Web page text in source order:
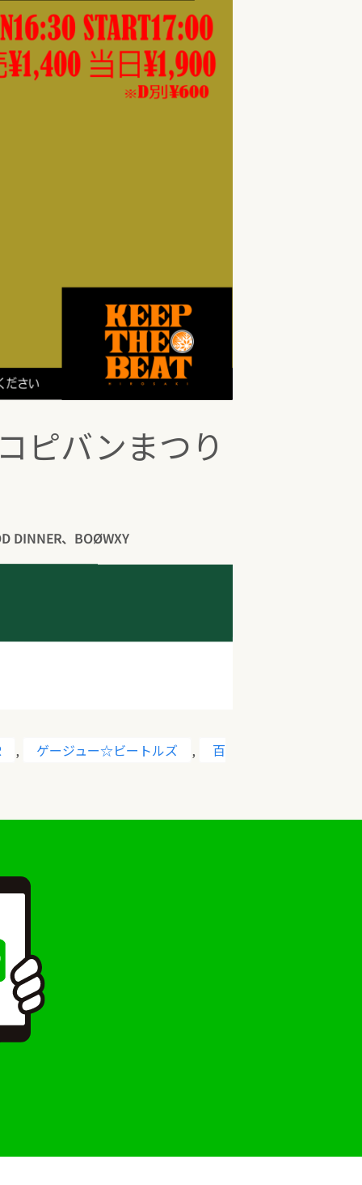
ピバンまつり
DINNER、BOØWXY
, ゲージュー☆ビートルズ , 百